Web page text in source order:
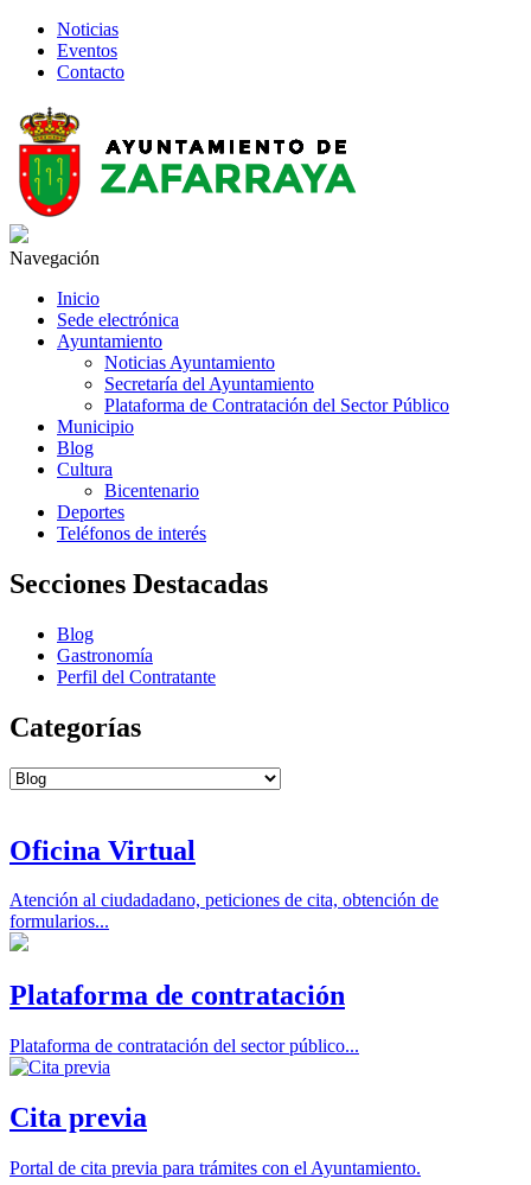
Noticias
Eventos
Contacto
Navegación
Inicio
Sede electrónica
Ayuntamiento
Noticias Ayuntamiento
Secretaría del Ayuntamiento
Plataforma de Contratación del Sector Público
Municipio
Blog
Cultura
Bicentenario
Deportes
Teléfonos de interés
Secciones Destacadas
Blog
Gastronomía
Perfil del Contratante
Categorías
Categorías
Oficina Virtual
Atención al ciudadadano, peticiones de cita, obtención de
formularios...
Plataforma de contratación
Plataforma de contratación del sector público...
Cita previa
Portal de cita previa para trámites con el Ayuntamiento.